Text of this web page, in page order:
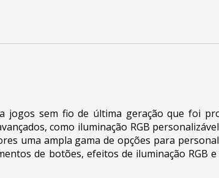
jogos sem fio de última geração que foi
como iluminação RGB
uma ampla gama de opções para
de botões, efeitos de iluminação RGB